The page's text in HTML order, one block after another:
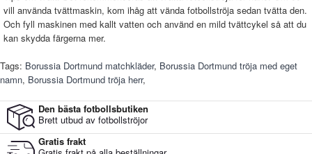
vill använda tvättmaskin, kom ihåg att vända fotbollströja sedan tvätta den.
Och fyll maskinen med kallt vatten och använd en mild tvättcykel så att du
kan skydda färgerna mer.
Tags: Borussia Dortmund matchkläder, Borussia Dortmund tröja med eget
namn, Borussia Dortmund tröja herr,
Den bästa fotbollsbutiken
Brett utbud av fotbollströjor
Gratis frakt